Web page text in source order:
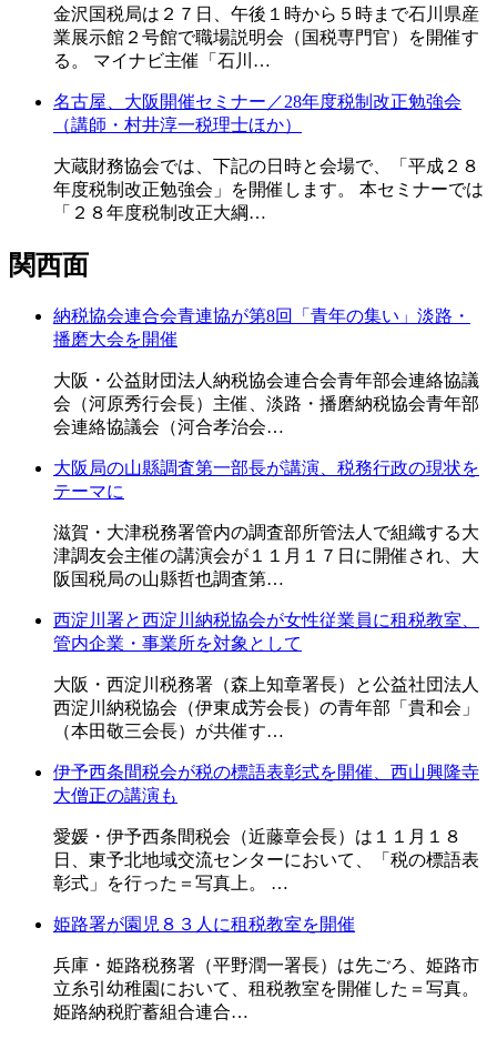
金沢国税局は２７日、午後１時から５時まで石川県産
業展示館２号館で職場説明会（国税専門官）を開催す
る。 マイナビ主催「石川…
名古屋、大阪開催セミナー／28年度税制改正勉強会
（講師・村井淳一税理士ほか）
大蔵財務協会では、下記の日時と会場で、「平成２８
年度税制改正勉強会」を開催します。 本セミナーでは
「２８年度税制改正大綱…
関西面
納税協会連合会青連協が第8回「青年の集い」淡路・
播磨大会を開催
大阪・公益財団法人納税協会連合会青年部会連絡協議
会（河原秀行会長）主催、淡路・播磨納税協会青年部
会連絡協議会（河合孝治会…
大阪局の山縣調査第一部長が講演、税務行政の現状を
テーマに
滋賀・大津税務署管内の調査部所管法人で組織する大
津調友会主催の講演会が１１月１７日に開催され、大
阪国税局の山縣哲也調査第…
西淀川署と西淀川納税協会が女性従業員に租税教室、
管内企業・事業所を対象として
大阪・西淀川税務署（森上知章署長）と公益社団法人
西淀川納税協会（伊東成芳会長）の青年部「貴和会」
（本田敬三会長）が共催す…
伊予西条間税会が税の標語表彰式を開催、西山興隆寺
大僧正の講演も
愛媛・伊予西条間税会（近藤章会長）は１１月１８
日、東予北地域交流センターにおいて、「税の標語表
彰式」を行った＝写真上。 …
姫路署が園児８３人に租税教室を開催
兵庫・姫路税務署（平野潤一署長）は先ごろ、姫路市
立糸引幼稚園において、租税教室を開催した＝写真。
姫路納税貯蓄組合連合…